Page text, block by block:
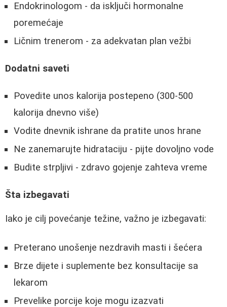
Endokrinologom - da isključi hormonalne
poremećaje
Ličnim trenerom - za adekvatan plan vežbi
Dodatni saveti
Povedite unos kalorija postepeno (300-500
kalorija dnevno više)
Vodite dnevnik ishrane da pratite unos hrane
Ne zanemarujte hidrataciju - pijte dovoljno vode
Budite strpljivi - zdravo gojenje zahteva vreme
Šta izbegavati
Iako je cilj povećanje težine, važno je izbegavati:
Preterano unošenje nezdravih masti i šećera
Brze dijete i suplemente bez konsultacije sa
lekarom
Prevelike porcije koje mogu izazvati